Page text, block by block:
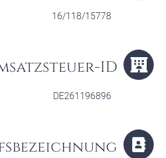
16/118/15778
ID
DE261196896